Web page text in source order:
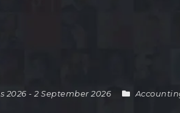
2026- 2 September 2026